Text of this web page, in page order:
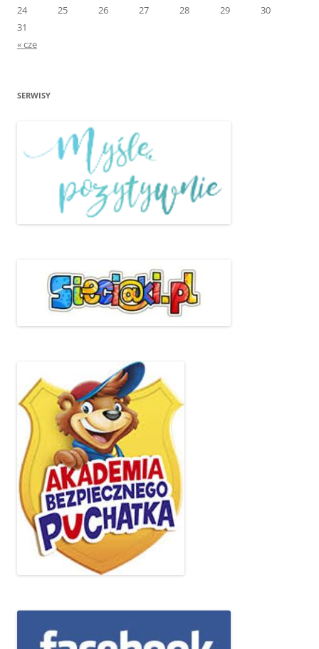
24
25 26 27 28 29
30
31
« cze
SERWISY